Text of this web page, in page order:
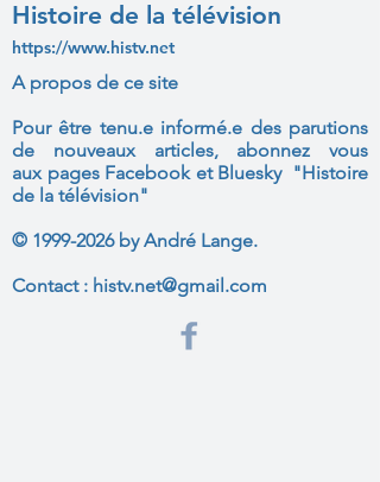
Histoire de la télévision
https://www.histv.net
A propos de ce site
Pour être tenu.e informé.e des parutions
de nouveaux articles, abonnez vous
aux pages Facebook et Bluesky "Histoire
de la télévision"
© 1999-2026by André Lange.
Contact : histv.net@gmail.com